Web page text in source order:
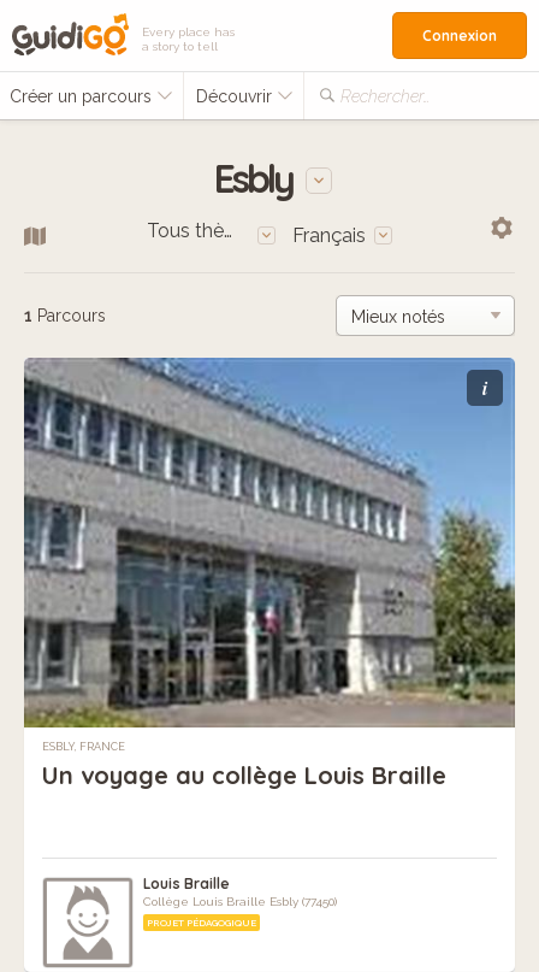
Every place has
a story to tell
Créer un parcours Découvrir Rechercher…
Connexion
Esbly
Tous thèmes Français
1 Parcours
i
ESBLY, FRANCE
Un voyage au collège Louis Braille
Louis Braille
Collège Louis Braille Esbly (77450)
PROJET PÉDAGOGIQUE